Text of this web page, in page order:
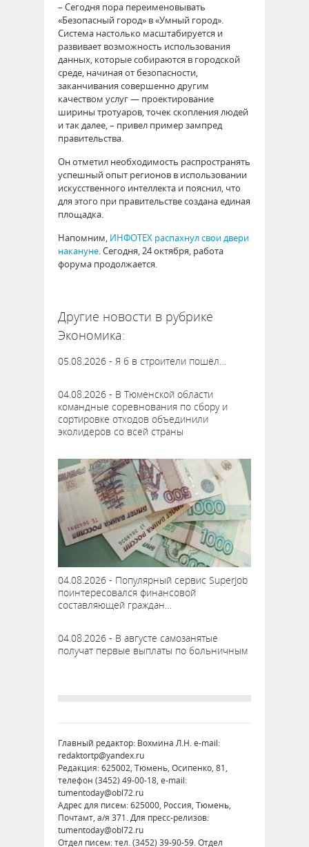
– Сегодня пора переименовывать
«Безопасный город» в «Умный город».
Система настолько масштабируется и
развивает возможность использования
данных, которые собираются в городской
среде, начиная от безопасности,
заканчивания совершенно другим
качеством услуг — проектирование
ширины тротуаров, точек скопления людей
и так далее, – привел пример зампред
правительства.
Он отметил необходимость распространять
успешный опыт регионов в использовании
искусственного интеллекта и пояснил, что
для этого при правительстве создана единая
площадка.
Напомним, ИНФОТЕХ распахнул свои двери
накануне. Сегодня, 24 октября, работа
форума продолжается.
Другие новости в рубрике
Экономика:
05.08.2026 - Я б в строители пошёл…
04.08.2026 - В Тюменской области
командные соревнования по сбору и
сортировке отходов объединили
эколидеров со всей страны
04.08.2026 - Популярный сервис SuperJob
поинтересовался финансовой
составляющей граждан…
04.08.2026 - В августе самозанятые
получат первые выплаты по больничным
Главный редактор: Вохмина Л.Н. e-mail:
redaktortp@yandex.ru
Редакция: 625002, Тюмень, Осипенко, 81,
телефон (3452) 49-00-18, e-mail:
tumentoday@obl72.ru
Адрес для писем: 625000, Россия, Тюмень,
Почтамт, а/я 371. Для пресс-релизов:
tumentoday@obl72.ru
Отдел писем: тел. (3452) 39-90-59. Отдел